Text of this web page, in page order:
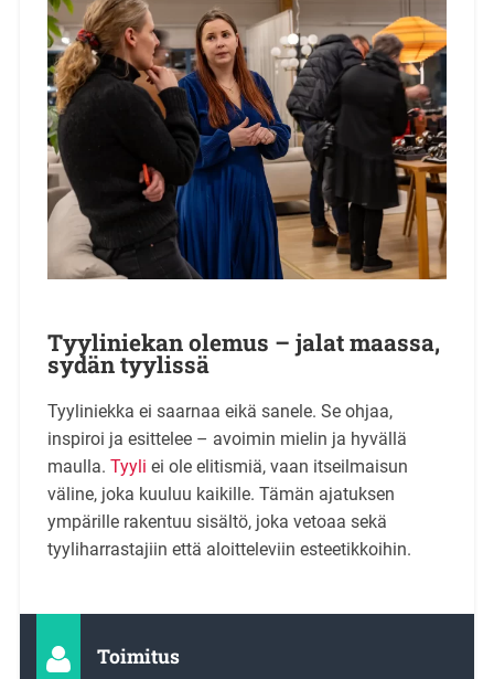
Tyyliniekan olemus – jalat maassa,
sydän tyylissä
Tyyliniekka ei saarnaa eikä sanele. Se ohjaa,
inspiroi ja esittelee – avoimin mielin ja hyvällä
maulla. Tyyli ei ole elitismiä, vaan itseilmaisun
väline, joka kuuluu kaikille. Tämän ajatuksen
ympärille rakentuu sisältö, joka vetoaa sekä
tyyliharrastajiin että aloitteleviin esteetikkoihin.
Toimitus